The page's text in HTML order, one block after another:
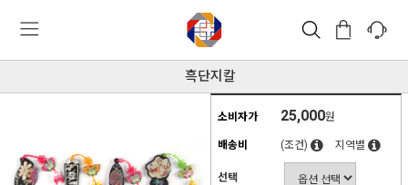
흑단지칼
소비자가 25,000원
배송비 (조건) 지역별
선택